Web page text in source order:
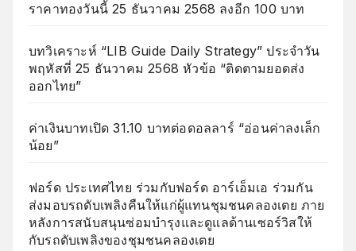
ราคาทองวันนี้ 25 ธันวาคม 2568 ลงอีก 100 บาท
บทวิเคราะห์ “LIB Guide Daily Strategy” ประจำวัน
พฤหัสที่ 25 ธันวาคม 2568 หัวข้อ “ติดตามยอดส่ง
ออกไทย”
ค่าเงินบาทเปิด 31.10 บาทต่อดอลลาร์ “อ่อนค่าลงเล็ก
น้อย”
ฟอร์ด ประเทศไทย ร่วมกับฟอร์ด อาร์เอ็มเอ ร่วมกัน
ส่งมอบรถดับเพลิงคืนให้แก่ผู้แทนชุมชนคลองเตย ภาย
หลังการสนับสนุนซ่อมบำรุงและดูแลด้านเซอร์วิสให้
กับรถดับเพลิงของชุมชนคลองเตย